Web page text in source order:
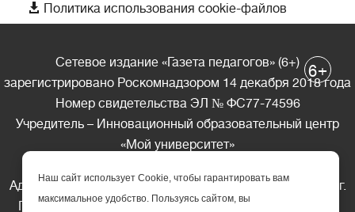
 Политика использования cookie-файлов
Сетевое издание «Газета педагогов» (6+)
зарегистрировано Роскомнадзором 14 декабря 2018 года
Номер свидетельства ЭЛ № ФС77-74596
Учредитель – Инновационный образовательный центр
«Мой университет»
Адрес редакции: 185035 Россия, Республика Карелия, г.
Петрозаводск, ул. Фридриха Энгельса д.10, офис 211
6+
Наш сайт использует Cookie, чтобы гарантировать вам
максимальное удобство. Пользуясь сайтом, вы